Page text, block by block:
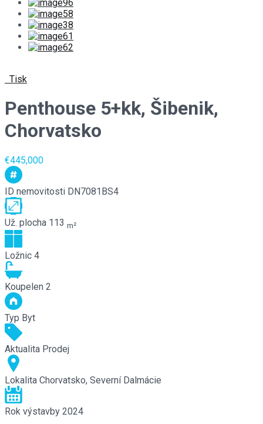
Tisk
Penthouse 5+kk, Šibenik,
Chorvatsko
€445,000
ID nemovitosti DN7081BS4
Už. plocha 113 m²
Ložnic 4
Koupelen 2
Typ Byt
Aktualita Prodej
Lokalita Chorvatsko, Severní Dalmácie
Rok výstavby 2024